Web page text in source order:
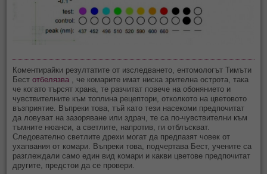
Коментирайки резултатите от изследването, ентомологът Тимъти
Бестотбелязва , че комарите имат ниска зрителна острота, така
че когато търсят храна, те разчитат повече на обонянието и
чувствителните към топлина рецептори, отколкото на цветовото
възприятие. Въпреки това, тъй като тези насекоми предпочитат
да ловуват на зазоряване или здрач, те са по-чувствителни към
тъмните нюанси, а светлите, напротив, ги отблъскват.
Следователно светлите дрехи могат да предпазят човек от
ухапвания от комари. Въпреки това, подчертава Бест, учените са
разглеждали само един вид комари и какви цветове предпочитат
другите, предстои да се провери.